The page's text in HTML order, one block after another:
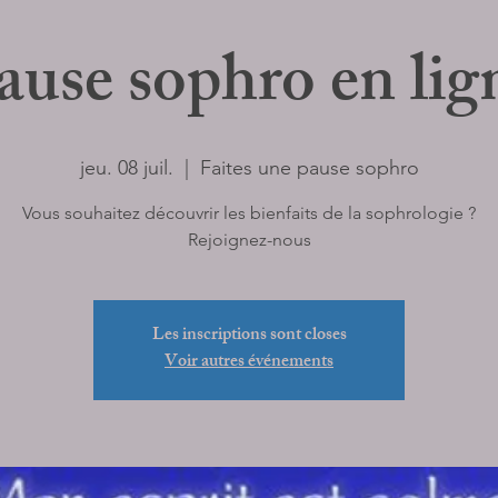
sophro en
jeu. 08 juil. Faites une pause sophro
Vous souhaitez découvrir les bienfaits de la sophrologie ?
Rejoignez-nous
Les inscriptions sont closes
Voir autres événements